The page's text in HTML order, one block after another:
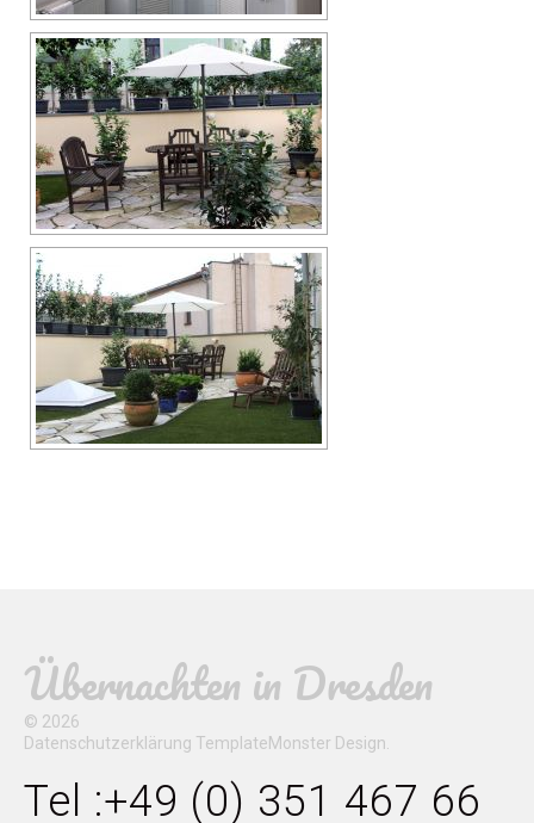
Übernachten in Dresden
© 2026
Datenschutzerklärung TemplateMonster Design.
Tel :+49 (0) 351 467 66